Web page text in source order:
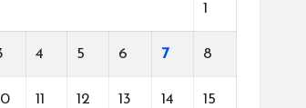
1
4 5 6 7 8
11 12 13 14 15